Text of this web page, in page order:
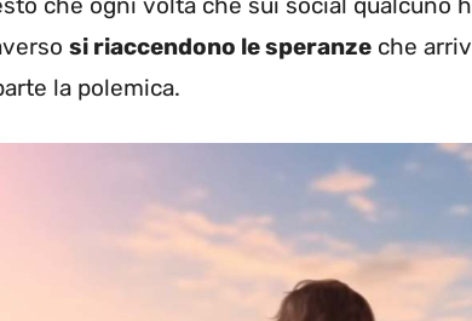
si riaccendono le speranze che
la polemica.